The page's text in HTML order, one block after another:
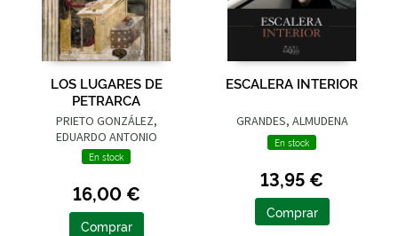
LOS LUGARES DE
PETRARCA
PRIETO GONZÁLEZ,
EDUARDO ANTONIO
En stock
16,00 €
Comprar
ESCALERA INTERIOR
GRANDES, ALMUDENA
En stock
13,95 €
Comprar